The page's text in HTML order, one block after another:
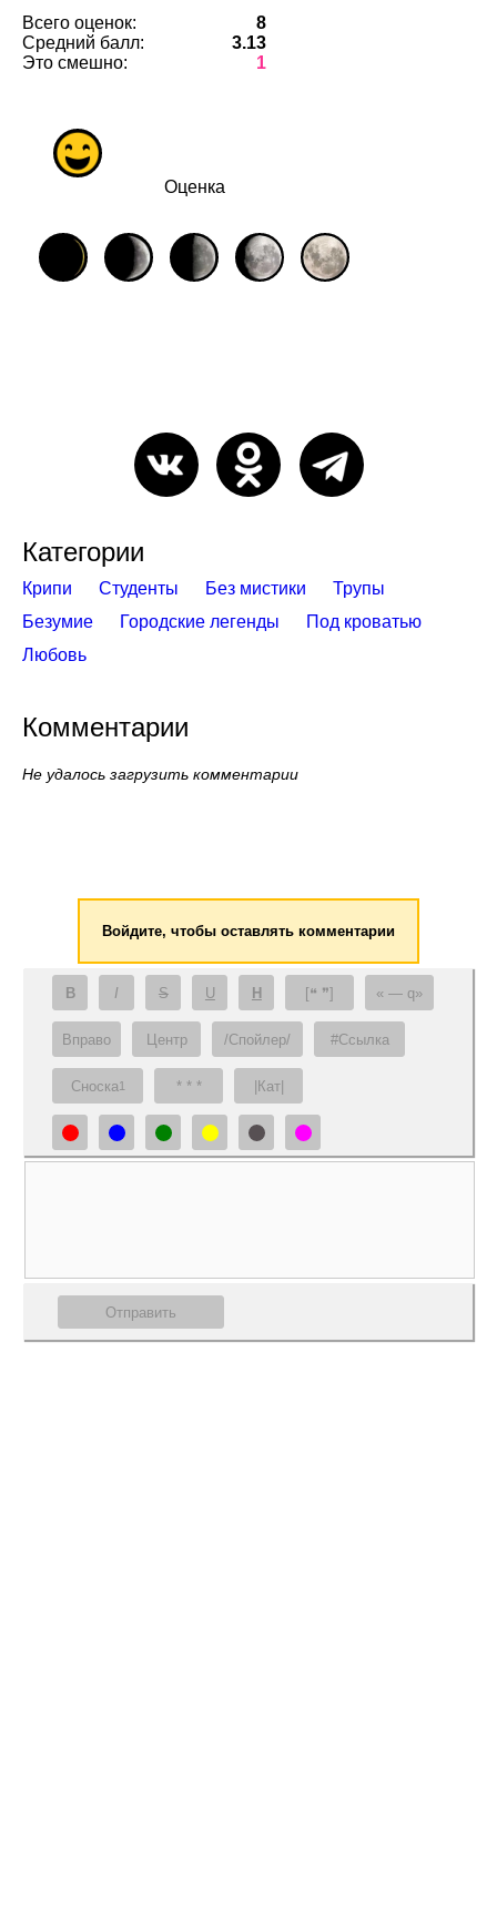
Всего оценок:
8
Средний балл:
3.13
Это смешно:
1
Оценка
Категории
Крипи Студенты Без мистики
Трупы
Безумие
Городские легенды
Под кроватью
Любовь
Комментарии
Не удалось загрузить комментарии
Войдите, чтобы оставлять комментарии
B I S U H [❝ ❞] — q
Вправо Центр /Спойлер/ #Ссылка
Сноска1 * * * |Кат|